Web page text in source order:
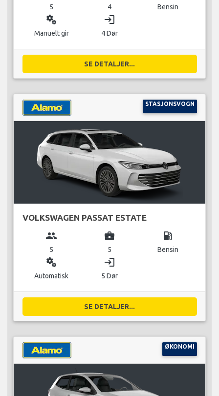
5 4 Bensin
miscellaneous_services
Manuelt gir
login
4 Dør
SE DETALJER...
STASJONSVOGN
VOLKSWAGEN PASSAT ESTATE
group
5
business_center
5
local_gas_station
Bensin
miscellaneous_services
Automatisk
login
5 Dør
SE DETALJER...
ØKONOMI